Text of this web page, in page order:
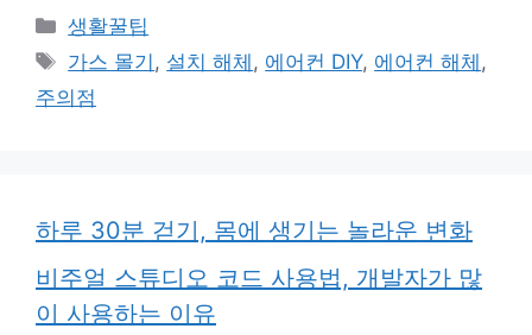
카
테
고
리
생활꿀팁
태
그
가스 몰기 , 설치 해체 , 에어컨 DIY, 에어컨 해체 ,
주의점
하루 30분 걷기, 몸에 생기는 놀라운 변화
비주얼 스튜디오 코드 사용법, 개발자가 많
이 사용하는 이유